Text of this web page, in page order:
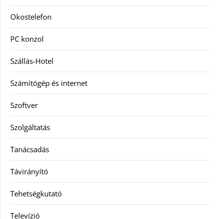
Okostelefon
PC konzol
Szállás-Hotel
Számítógép és internet
Szoftver
Szolgáltatás
Tanácsadás
Távirányító
Tehetségkutató
Televízió